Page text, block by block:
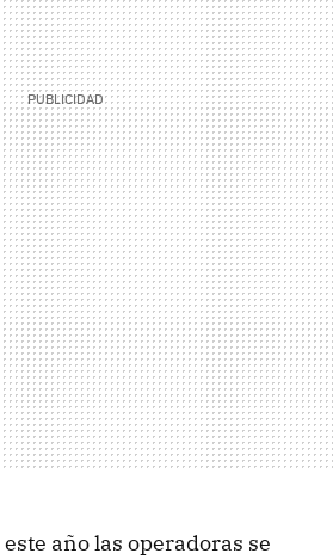
año las operadoras se